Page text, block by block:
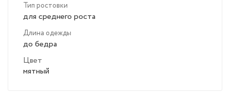
Тип ростовки
для среднего роста
Длина одежды
до бедра
Цвет
мятный